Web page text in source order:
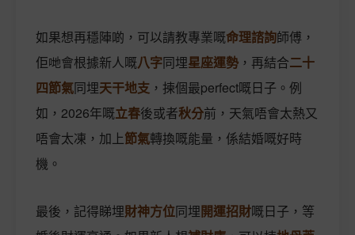
如果想再穩陣啲，可以請教專業嘅命理諮詢師傅，
佢哋會根據新人嘅八字同埋星座運勢 ，再結合二十
四節氣同埋天干地支 ，揀個最perfect嘅日子。例
如，2026年嘅立春後或者秋分前，天氣唔會太熱又
唔會太凍，加上節氣轉換嘅能量，係結婚嘅好時
機。
最後，記得睇埋財神方位同埋開運招財嘅日子，等